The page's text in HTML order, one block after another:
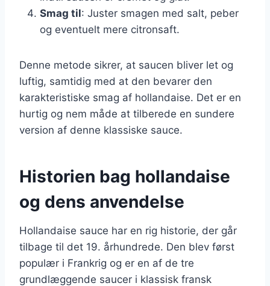
Smag til: Juster smagen med salt, peber
og eventuelt mere citronsaft.
Denne metode sikrer, at saucen bliver let og
luftig, samtidig med at den bevarer den
karakteristiske smag af hollandaise. Det er en
hurtig og nem måde at tilberede en sundere
version af denne klassiske sauce.
Historien bag hollandaise
og dens anvendelse
Hollandaise sauce har en rig historie, der går
tilbage til det 19. århundrede. Den blev først
populær i Frankrig og er en af de tre
grundlæggende saucer i klassisk fransk